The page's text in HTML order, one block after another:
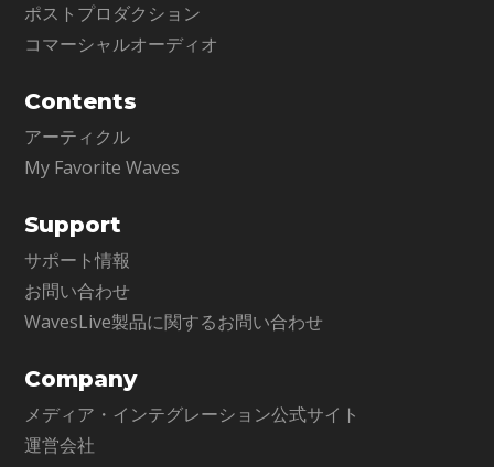
ポストプロダクション
コマーシャルオーディオ
Contents
アーティクル
My Favorite Waves
Support
サポート情報
お問い合わせ
WavesLive製品に関するお問い合わせ
Company
メディア・インテグレーション公式サイト
運営会社